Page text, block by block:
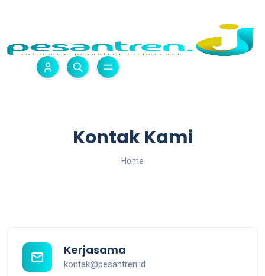
Kontak Kami
Home
Kerjasama
kontak@pesantren.id